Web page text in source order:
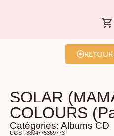
SOLAR
COLOURS
Catégories: Albums CD
UGS : 8804775369773